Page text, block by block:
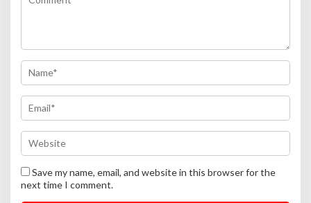
Save my name, email, and website in this browser for the
next time I comment.